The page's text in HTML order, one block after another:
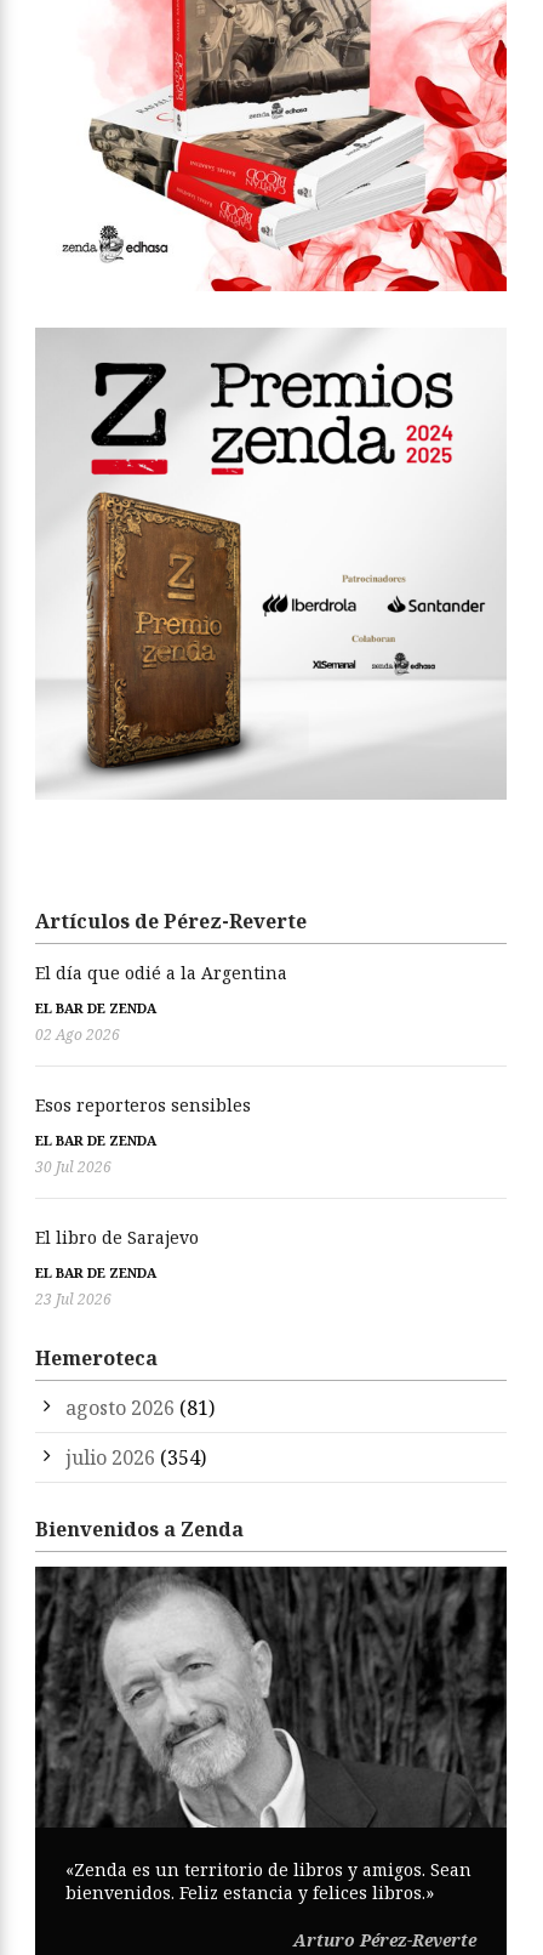
Artículos de Pérez-Reverte
El día que odié a la Argentina
EL BAR DE ZENDA
02 Ago 2026
Esos reporteros sensibles
EL BAR DE ZENDA
30 Jul 2026
El libro de Sarajevo
EL BAR DE ZENDA
23 Jul 2026
Hemeroteca
agosto 2026 (81)
julio 2026 (354)
Bienvenidos a Zenda
«Zenda es un territorio de libros y amigos. Sean
bienvenidos. Feliz estancia y felices libros.»
Arturo Pérez-Reverte